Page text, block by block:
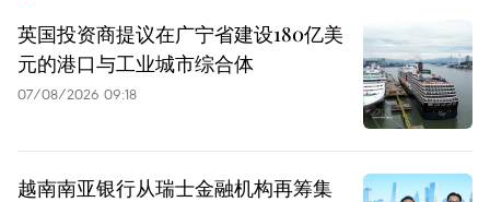
英国投资商提议在广宁省建设180亿美
元的港口与工业城市综合体
07/08/2026 09:18
越南南亚银行从瑞士金融机构再筹集